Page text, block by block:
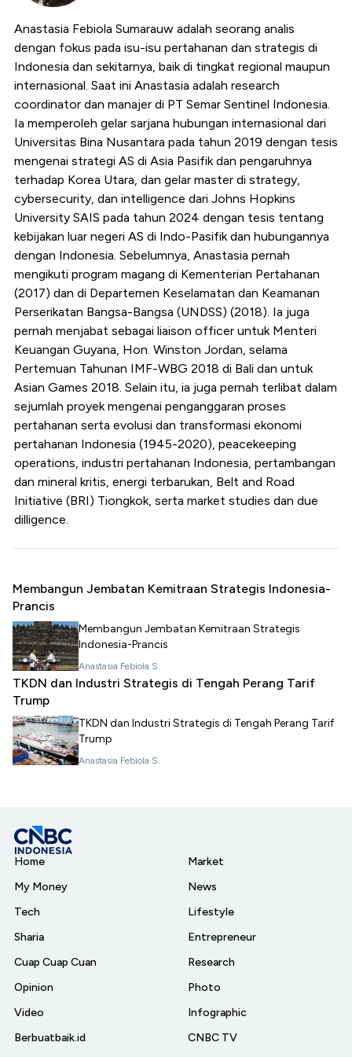
Anastasia Febiola Sumarauw adalah seorang analis
dengan fokus pada isu-isu pertahanan dan strategis di
Indonesia dan sekitarnya, baik di tingkat regional maupun
internasional. Saat ini Anastasia adalah research
coordinator dan manajer di PT Semar Sentinel Indonesia.
Ia memperoleh gelar sarjana hubungan internasional dari
Universitas Bina Nusantara pada tahun 2019 dengan tesis
mengenai strategi AS di Asia Pasifik dan pengaruhnya
terhadap Korea Utara, dan gelar master di strategy,
cybersecurity, dan intelligence dari Johns Hopkins
University SAIS pada tahun 2024 dengan tesis tentang
kebijakan luar negeri AS di Indo-Pasifik dan hubungannya
dengan Indonesia. Sebelumnya, Anastasia pernah
mengikuti program magang di Kementerian Pertahanan
(2017) dan di Departemen Keselamatan dan Keamanan
Perserikatan Bangsa-Bangsa (UNDSS) (2018). Ia juga
pernah menjabat sebagai liaison officer untuk Menteri
Keuangan Guyana, Hon. Winston Jordan, selama
Pertemuan Tahunan IMF-WBG 2018 di Bali dan untuk
Asian Games 2018. Selain itu, ia juga pernah terlibat dalam
sejumlah proyek mengenai penganggaran proses
pertahanan serta evolusi dan transformasi ekonomi
pertahanan Indonesia (1945-2020), peacekeeping
operations, industri pertahanan Indonesia, pertambangan
dan mineral kritis, energi terbarukan, Belt and Road
Initiative (BRI) Tiongkok, serta market studies dan due
dilligence.
Membangun Jembatan Kemitraan Strategis Indonesia-
Prancis
Membangun Jembatan Kemitraan Strategis
Indonesia-Prancis
Anastasia Febiola S.
TKDN dan Industri Strategis di Tengah Perang Tarif
Trump
TKDN dan Industri Strategis di Tengah Perang Tarif
Trump
Anastasia Febiola S.
Home
My Money
Tech
Sharia
Cuap Cuap Cuan
Opinion
Video
Berbuatbaik.id
Market
News
Lifestyle
Entrepreneur
Research
Photo
Infographic
CNBC TV